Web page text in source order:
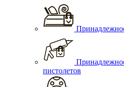
пистолетов